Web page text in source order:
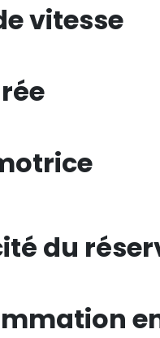
vitesse
du